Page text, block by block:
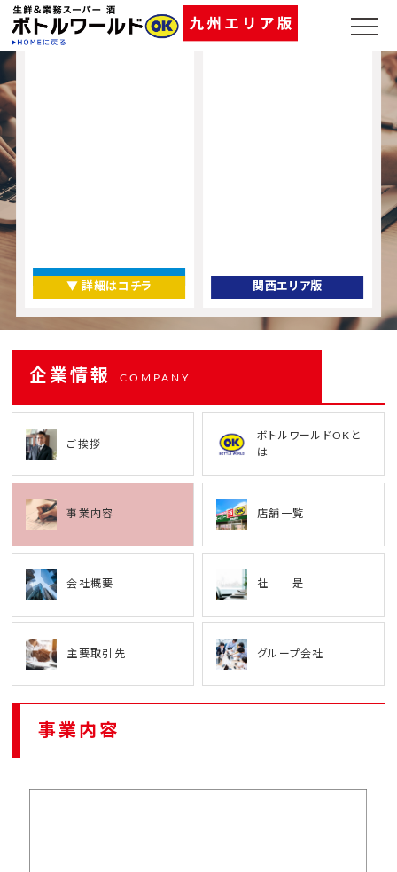
▼ 詳細はコチラ 関西エリア版
企業情報 COMPANY
ご挨拶
ボトルワールドOKと
は
事業内容 店舗一覧
会社概要 社 是
主要取引先 グループ会社
事業内容